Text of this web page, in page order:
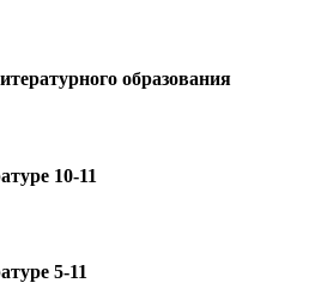
образования
10-11
5-11